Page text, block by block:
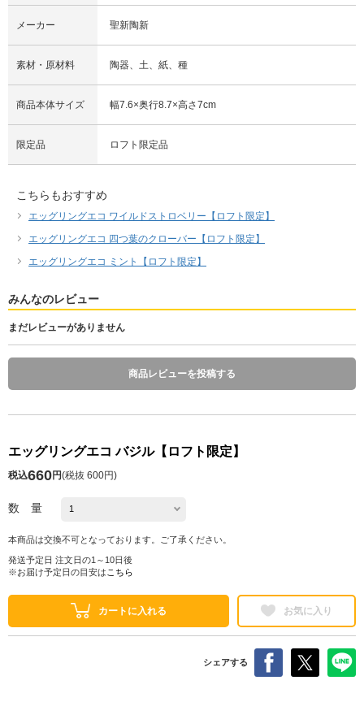
メーカー 聖新陶新
素材・原材料 陶器、土、紙、種
商品本体サイズ 幅7.6×奥行8.7×高さ7cm
限定品 ロフト限定品
こちらもおすすめ
エッグリングエコ ワイルドストロベリー【ロフト限定】
エッグリングエコ 四つ葉のクローバー【ロフト限定】
エッグリングエコ ミント【ロフト限定】
みんなのレビュー
まだレビューがありません
商品レビューを投稿する
エッグリングエコ バジル【ロフト限定】
税込660円(税抜 600円)
数 量
本商品は交換不可となっております。ご了承ください。
発送予定日 注文日の1～10日後
※お届け予定日の目安は こちら
カートに入れる お気に入り
シェアする